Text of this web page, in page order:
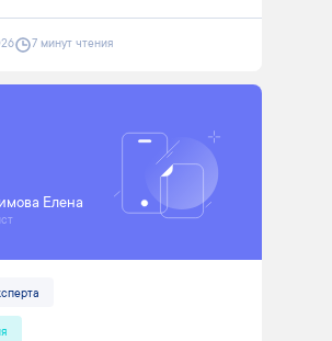
7 минут чтения
Елена